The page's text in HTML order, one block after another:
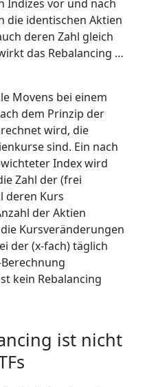
Indizes vor und nach
die identischen Aktien
deren Zahl gleich
das Rebalancing …
Movens bei einem
dem Prinzip der
wird, die
sind. Ein nach
Index wird
Zahl der (frei
deren Kurs
der Aktien
Kursveränderungen
der (x-fach) täglich
kein Rebalancing
ist nicht